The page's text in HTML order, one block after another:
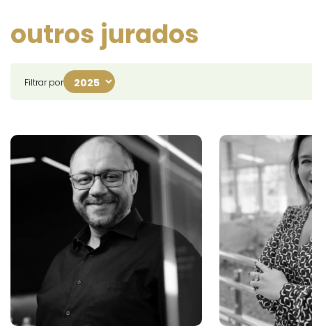
outros jurados
Filtrar por